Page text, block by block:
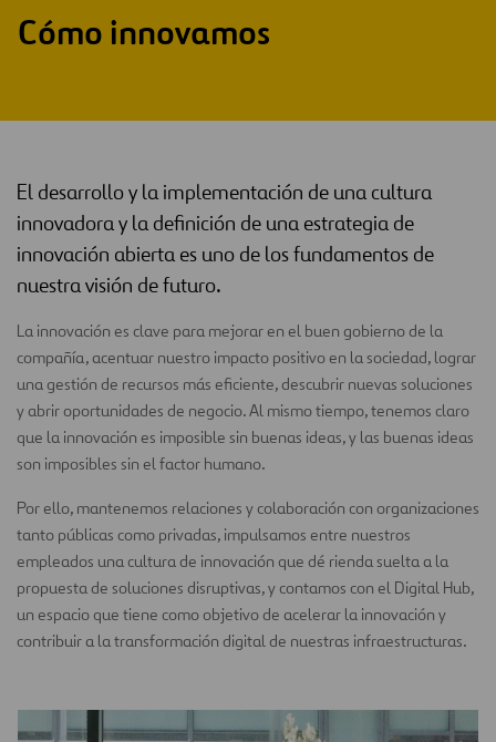
Cómo innovamos
El desarrollo y la implementación de una cultura
innovadora y la definición de una estrategia de
innovación abierta es uno de los fundamentos de
nuestra visión de futuro.
La innovación es clave para mejorar en el buen gobierno de la
compañía, acentuar nuestro impacto positivo en la sociedad, lograr
una gestión de recursos más eficiente, descubrir nuevas soluciones
y abrir oportunidades de negocio. Al mismo tiempo, tenemos claro
que la innovación es imposible sin buenas ideas, y las buenas ideas
son imposibles sin el factor humano.
Por ello, mantenemos relaciones y colaboración con organizaciones
tanto públicas como privadas, impulsamos entre nuestros
empleados una cultura de innovación que dé rienda suelta a la
propuesta de soluciones disruptivas, y contamos con el Digital Hub,
un espacio que tiene como objetivo de acelerar la innovación y
contribuir a la transformación digital de nuestras infraestructuras.